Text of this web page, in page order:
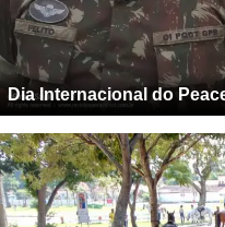
Dia Internacional do